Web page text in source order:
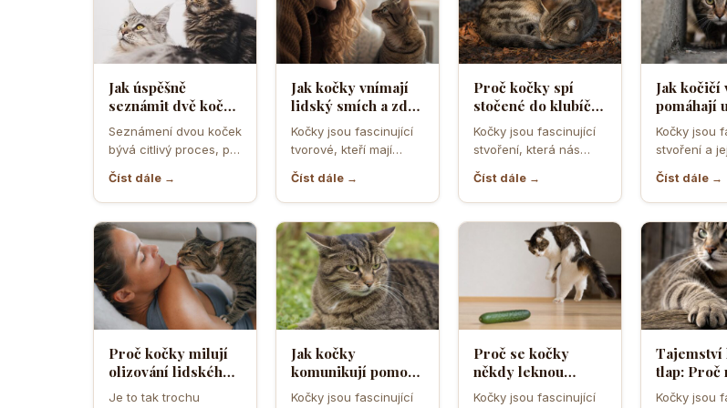
Jak úspěšně
seznámit dvě kočky
a předejít
teritoriálním
válkám
Seznámení dvou koček
bývá citlivý proces, při
minuty, pachy,
prostředí i…
Číst dále →
Jak kočky vnímají
lidský smích a zda
ho považují za
projev radosti nebo
hrozbu
Kočky jsou fascinující
tvorové, kteří mají
komunikace a vnímání
světa. Když se…
Číst dále →
Proč kočky spí
stočené do klubíčka
a jak si tím chrání
tělesné teplo a
orgány
Kočky jsou fascinující
stvoření, která nás
svým chováním a
postoji. Jedno z…
Číst dále →
Jak kočičí
pomáhají
se kočka
úzkého
Kočky jsou
stvoření a
nejužšími
často…
Číst dále →
Proč kočky milují
olizování lidského
potu a co je na něm
Je to tak trochu
Jak kočky
komunikují pomocí
uší a co znamená
Kočky jsou fascinující
Proč se kočky
někdy leknou
obyčejné okurky a
Kočky jsou fascinující
Tajemství
tlap: Proč
předních
Kočky jsou